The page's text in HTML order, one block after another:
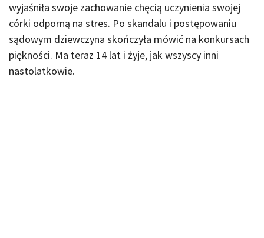
wyjaśniła swoje zachowanie chęcią uczynienia swojej
córki odporną na stres. Po skandalu i postępowaniu
sądowym dziewczyna skończyła mówić na konkursach
piękności. Ma teraz 14 lat i żyje, jak wszyscy inni
nastolatkowie.